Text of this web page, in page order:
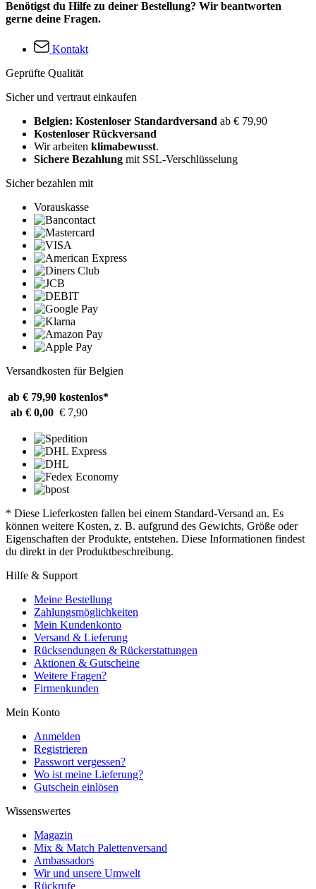
Benötigst du Hilfe zu deiner Bestellung? Wir beantworten
gerne deine Fragen.
Kontakt
Geprüfte Qualität
Sicher und vertraut einkaufen
Belgien: Kostenloser Standardversand ab € 79,90
Kostenloser Rückversand
Wir arbeiten klimabewusst.
Sichere Bezahlung mit SSL-Verschlüsselung
Sicher bezahlen mit
Vorauskasse
Versandkosten für Belgien
ab € 79,90 kostenlos*
ab € 0,00 € 7,90
* Diese Lieferkosten fallen bei einem Standard-Versand an. Es
können weitere Kosten, z. B. aufgrund des Gewichts, Größe oder
Eigenschaften der Produkte, entstehen. Diese Informationen findest
du direkt in der Produktbeschreibung.
Hilfe & Support
Meine Bestellung
Zahlungsmöglichkeiten
Mein Kundenkonto
Versand & Lieferung
Rücksendungen & Rückerstattungen
Aktionen & Gutscheine
Weitere Fragen?
Firmenkunden
Mein Konto
Anmelden
Registrieren
Passwort vergessen?
Wo ist meine Lieferung?
Gutschein einlösen
Wissenswertes
Magazin
Mix & Match Palettenversand
Ambassadors
Wir und unsere Umwelt
Rückrufe